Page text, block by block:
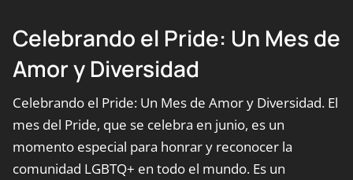
Celebrando el Pride: Un Mes de
Amor y Diversidad
Celebrando el Pride: Un Mes de Amor y Diversidad. El
mes del Pride, que se celebra en junio, es un
momento especial para honrar y reconocer la
comunidad LGBTQ+ en todo el mundo. Es un